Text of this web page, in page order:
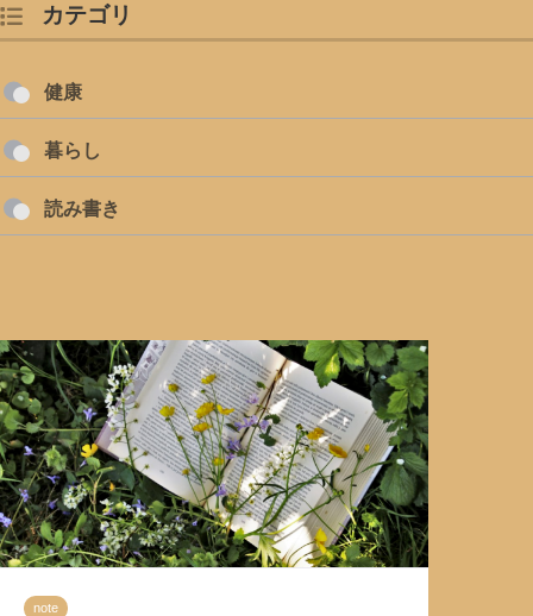
カテゴリ
健康
暮らし
読み書き
note